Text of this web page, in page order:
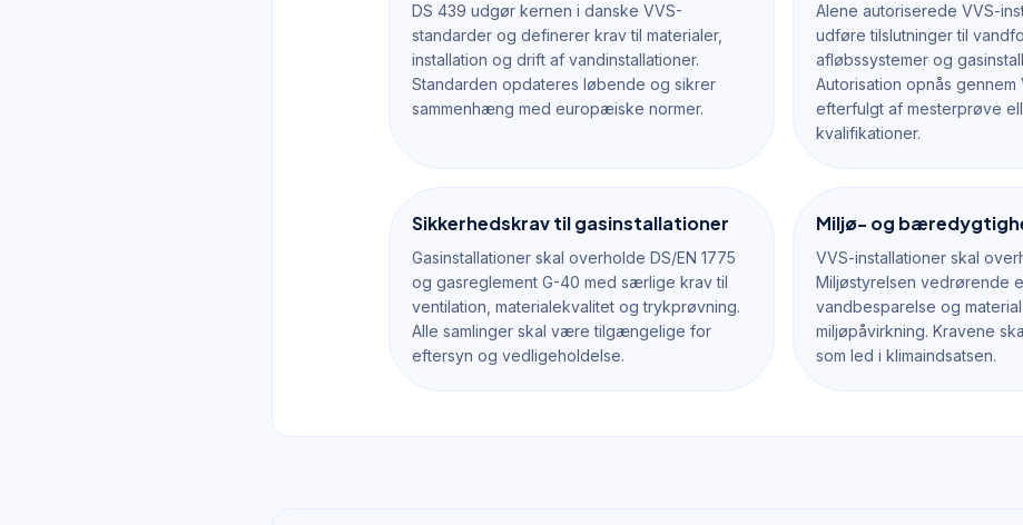
DS 439 udgør kernen i danske VVS-
standarder og definerer krav til materialer,
installation og drift af vandinstallationer.
Standarden opdateres løbende og sikrer
sammenhæng med europæiske normer.
Alene autoriserede VVS-
udføre tilslutninger til
afløbssystemer og
Autorisation opnås gennem
efterfulgt af mesterprøve
kvalifikationer.
Sikkerhedskrav til gasinstallationer
Gasinstallationer skal overholde DS/EN 1775
og gasreglement G-40 med særlige krav til
ventilation, materialekvalitet og trykprøvning.
Alle samlinger skal være tilgængelige for
eftersyn og vedligeholdelse.
Miljø- og
VVS-installationer skal
Miljøstyrelsen vedrørende
vandbesparelse og
miljøpåvirkning. Kravene
som led i klimaindsatsen.